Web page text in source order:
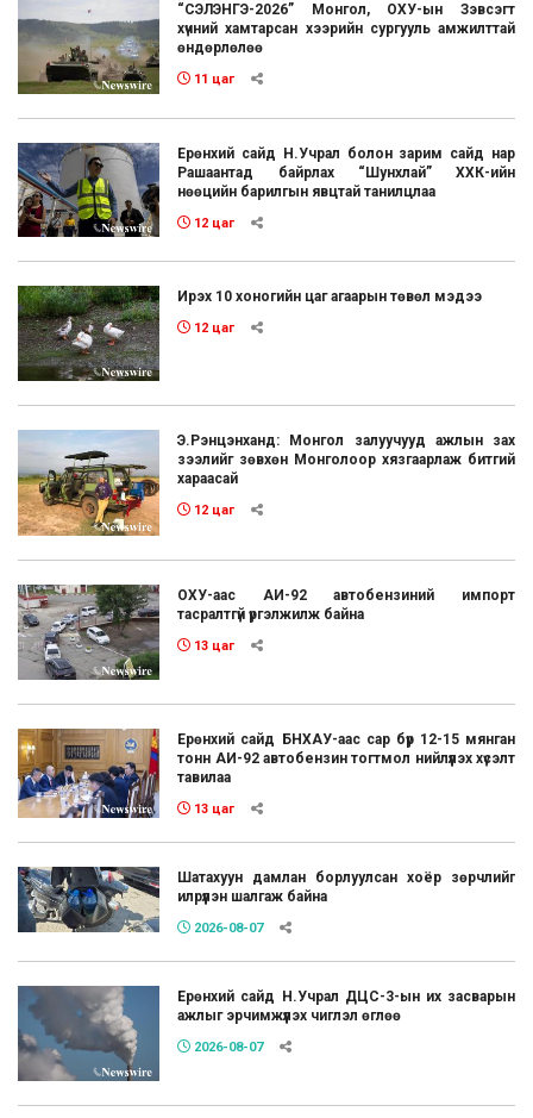
“СЭЛЭНГЭ-2026” Монгол, ОХУ-ын Зэвсэгт
хүчний хамтарсан хээрийн сургууль амжилттай
өндөрлөлөө
11 цаг
Ерөнхий сайд Н.Учрал болон зарим сайд нар
Рашаантад байрлах “Шунхлай” ХХК-ийн
нөөцийн барилгын явцтай танилцлаа
12 цаг
Ирэх 10 хоногийн цаг агаарын төвөл мэдээ
12 цаг
Э.Рэнцэнханд: Монгол залуучууд ажлын зах
зээлийг зөвхөн Монголоор хязгаарлаж битгий
хараасай
12 цаг
ОХУ-аас АИ-92 автобензиний импорт
тасралтгүй үргэлжилж байна
13 цаг
Ерөнхий сайд БНХАУ-аас сар бүр 12-15 мянган
тонн АИ-92 автобензин тогтмол нийлүүлэх хүсэлт
тавилаа
13 цаг
Шатахуун дамлан борлуулсан хоёр зөрчлийг
илрүүлэн шалгаж байна
2026-08-07
Ерөнхий сайд Н.Учрал ДЦС-3-ын их засварын
ажлыг эрчимжүүлэх чиглэл өглөө
2026-08-07